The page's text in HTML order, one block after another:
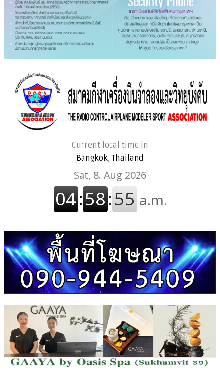
Current local time in
Bangkok, Thailand